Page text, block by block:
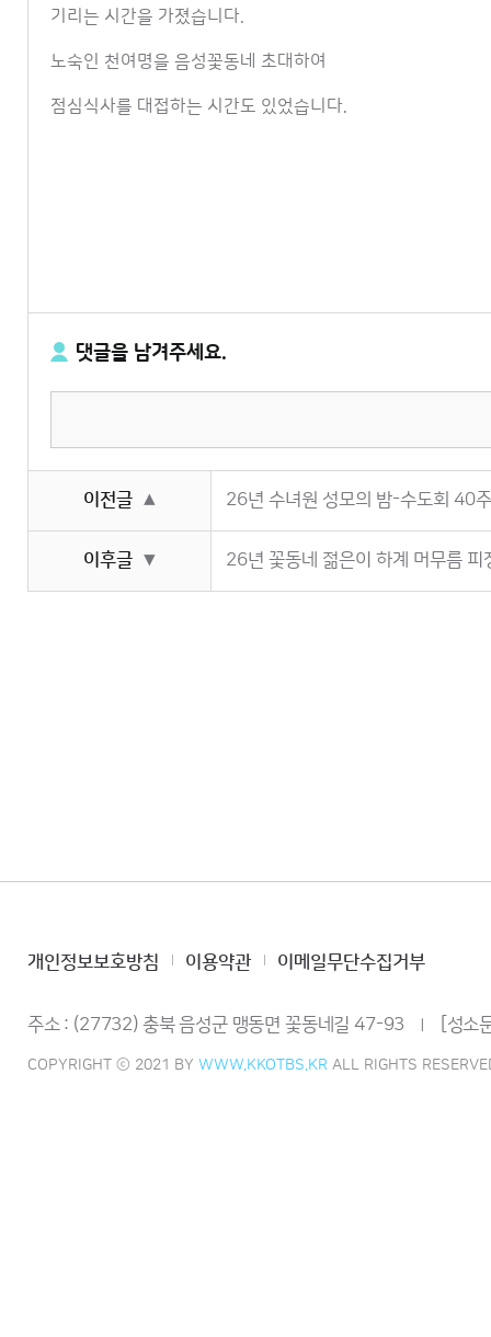
기리는 시간을 가졌습니다.
노숙인 천여명을 음성꽃동네 초대하여
점심식사를 대접하는 시간도 있었습니다.
댓글을 남겨주세요.
이전글 ▲ 26년 수녀원 성모의 밤-수도회 40
이후글 ▼ 26년 꽃동네 젊은이 하계 머무름 피
개인정보보호방침 이용약관 이메일무단수집거부
주소 : (27732) 충북 음성군 맹동면 꽃동네길 47-93 [성소
COPYRIGHT ⓒ 2021 BY WWW.KKOTBS.KR ALL RIGHTS